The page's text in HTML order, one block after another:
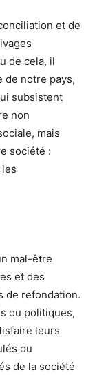
et de
de cela, il
de notre pays,
subsistent
non
mais
société :
mal-être
et des
de refondation.
ou politiques,
leurs
ou
de la société